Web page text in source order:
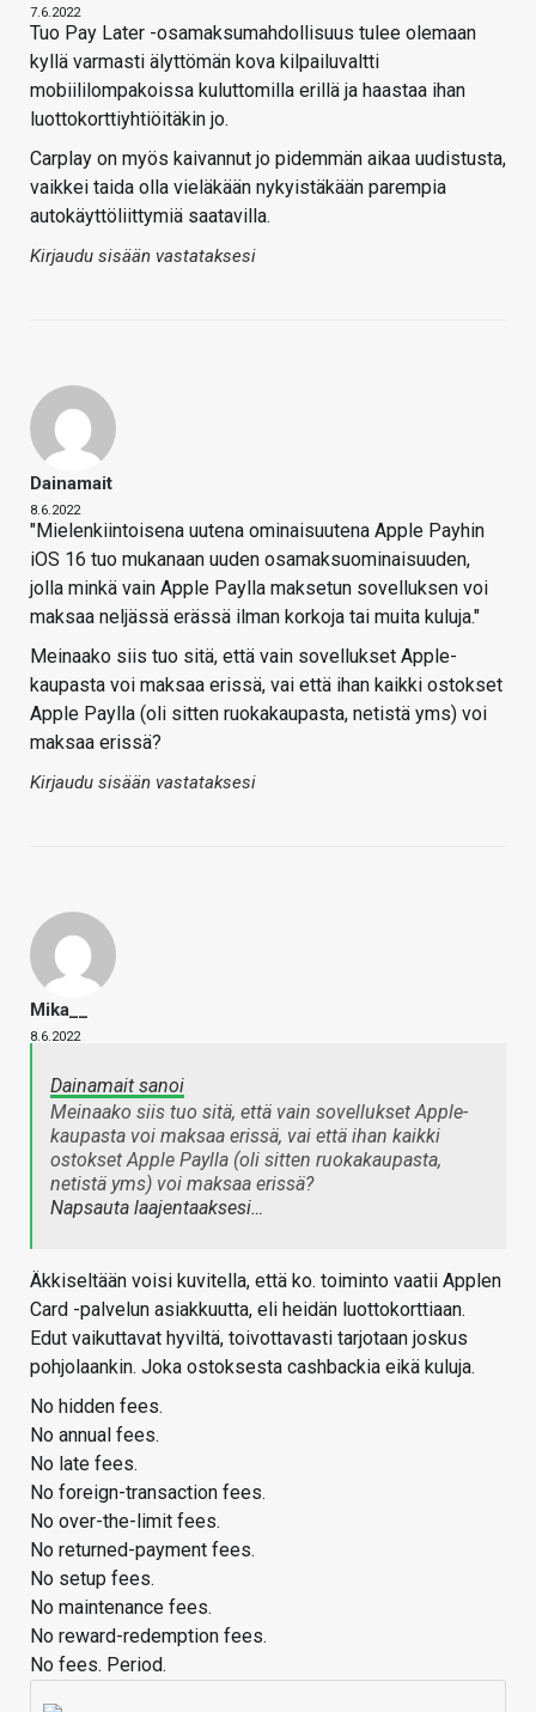
7.6.2022
Tuo Pay Later -osamaksumahdollisuus tulee olemaan
kyllä varmasti älyttömän kova kilpailuvaltti
mobiililompakoissa kuluttomilla erillä ja haastaa ihan
luottokorttiyhtiöitäkin jo.
Carplay on myös kaivannut jo pidemmän aikaa uudistusta,
vaikkei taida olla vieläkään nykyistäkään parempia
autokäyttöliittymiä saatavilla.
Kirjaudu sisään vastataksesi
Dainamait
8.6.2022
"Mielenkiintoisena uutena ominaisuutena Apple Payhin
iOS 16 tuo mukanaan uuden osamaksuominaisuuden,
jolla minkä vain Apple Paylla maksetun sovelluksen voi
maksaa neljässä erässä ilman korkoja tai muita kuluja."
Meinaako siis tuo sitä, että vain sovellukset Apple-
kaupasta voi maksaa erissä, vai että ihan kaikki ostokset
Apple Paylla (oli sitten ruokakaupasta, netistä yms) voi
maksaa erissä?
Kirjaudu sisään vastataksesi
Mika__
8.6.2022
Dainamait sanoi
Meinaako siis tuo sitä, että vain sovellukset Apple-
kaupasta voi maksaa erissä, vai että ihan kaikki
ostokset Apple Paylla (oli sitten ruokakaupasta,
netistä yms) voi maksaa erissä?
Napsauta laajentaaksesi…
Äkkiseltään voisi kuvitella, että ko. toiminto vaatii Applen
Card -palvelun asiakkuutta, eli heidän luottokorttiaan.
Edut vaikuttavat hyviltä, toivottavasti tarjotaan joskus
pohjolaankin. Joka ostoksesta cashbackia eikä kuluja.
No hidden fees.
No annual fees.
No late fees.
No foreign-transaction fees.
No over-the-limit fees.
No returned-payment fees.
No setup fees.
No maintenance fees.
No reward-redemption fees.
No fees. Period.